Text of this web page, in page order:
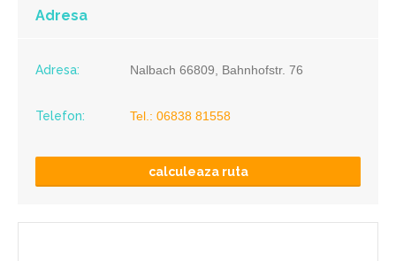
Adresa
Adresa: Nalbach 66809, Bahnhofstr. 76
Telefon: Tel.: 06838 81558
calculeaza ruta